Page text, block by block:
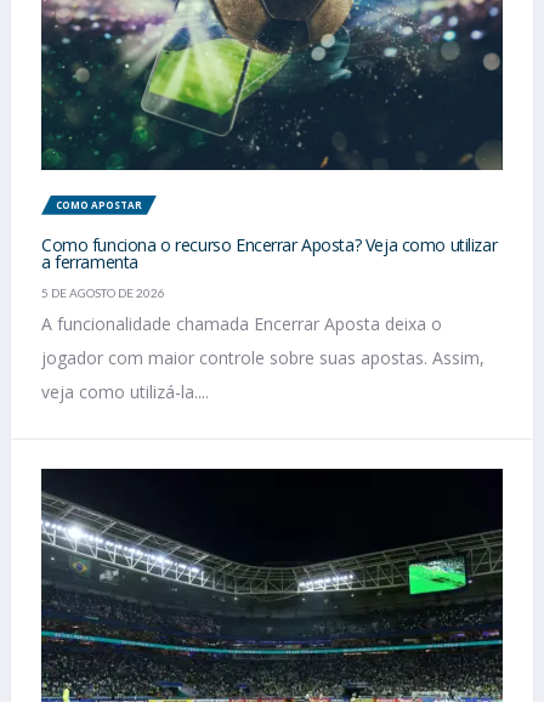
COMO APOSTAR
Como funciona o recurso Encerrar Aposta? Veja como utilizar
a ferramenta
5 DE AGOSTO DE 2026
A funcionalidade chamada Encerrar Aposta deixa o
jogador com maior controle sobre suas apostas. Assim,
veja como utilizá-la....